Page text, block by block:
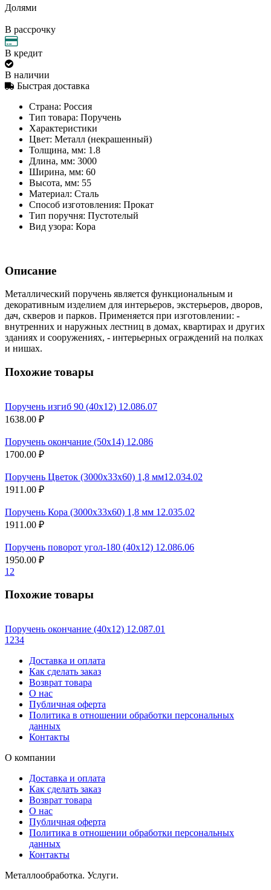
Долями
В рассрочку
В кредит
В наличии
Быстрая доставка
Страна: Россия
Тип товара: Поручень
Характеристики
Цвет: Металл (некрашенный)
Толщина, мм: 1.8
Длина, мм: 3000
Ширина, мм: 60
Высота, мм: 55
Материал: Сталь
Способ изготовления: Прокат
Тип поручня: Пустотелый
Вид узора: Кора
Описание
Металлический поручень является функциональным и
декоративным изделием для интерьеров, экстерьеров, дворов,
дач, скверов и парков. Применяется при изготовлении: -
внутренних и наружных лестниц в домах, квартирах и других
зданиях и сооружениях, - интерьерных ограждений на полках
и нишах.
Похожие товары
Поручень изгиб 90 (40х12) 12.086.07
1638.00 ₽
Поручень окончание (50х14) 12.086
1700.00 ₽
Поручень Цветок (3000х33х60) 1,8 мм12.034.02
1911.00 ₽
Поручень Кора (3000х33х60) 1,8 мм 12.035.02
1911.00 ₽
Поручень поворот угол-180 (40х12) 12.086.06
1950.00 ₽
1 2
Похожие товары
Поручень окончание (40х12) 12.087.01
1 234
Доставка и оплата
Как сделать заказ
Возврат товара
О нас
Публичная оферта
Политика в отношении обработки персональных
данных
Контакты
О компании
Доставка и оплата
Как сделать заказ
Возврат товара
О нас
Публичная оферта
Политика в отношении обработки персональных
данных
Контакты
Металлообработка. Услуги.